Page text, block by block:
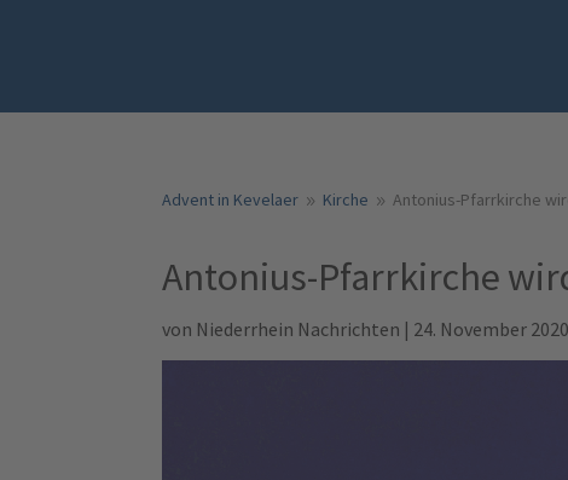
Advent in Kevelaer 9 Kirche 9 Antonius-Pfarrkirche
Antonius-Pfarrkirche
von Niederrhein Nachrichten | 24. November 2020